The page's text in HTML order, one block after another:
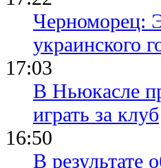
Черноморец:
украинского
17:03
В Ньюкасле
играть за клуб
16:50
В результате